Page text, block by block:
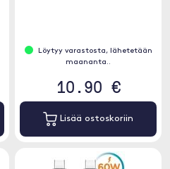
Löytyy varastosta, lähetetään
maananta..
10.90 €
Lisää ostoskoriin